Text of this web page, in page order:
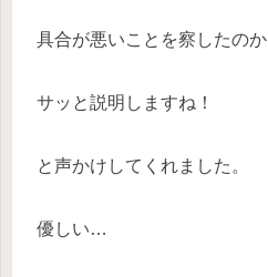
具合が悪いことを察したのか
サッと説明しますね！
と声かけしてくれました。
優しい…